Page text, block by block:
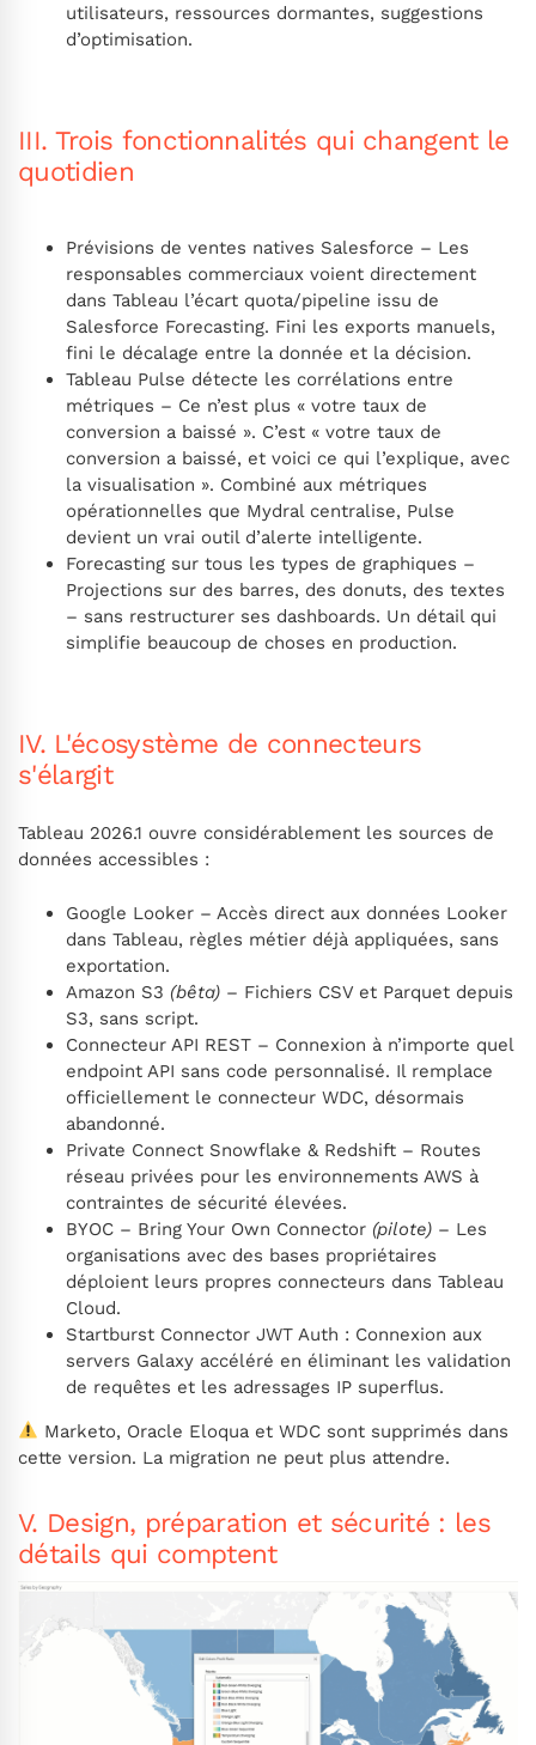
utilisateurs, ressources dormantes, suggestions
d’optimisation.
III. Trois fonctionnalités qui changent le
quotidien
Prévisions de ventes natives Salesforce – Les
responsables commerciaux voient directement
dans Tableau l’écart quota/pipeline issu de
Salesforce Forecasting. Fini les exports manuels,
fini le décalage entre la donnée et la décision.
Tableau Pulse détecte les corrélations entre
métriques – Ce n’est plus « votre taux de
conversion a baissé ». C’est « votre taux de
conversion a baissé, et voici ce qui l’explique, avec
la visualisation ». Combiné aux métriques
opérationnelles que Mydral centralise, Pulse
devient un vrai outil d’alerte intelligente.
Forecasting sur tous les types de graphiques –
Projections sur des barres, des donuts, des textes
– sans restructurer ses dashboards. Un détail qui
simplifie beaucoup de choses en production.
IV. L'écosystème de connecteurs
s'élargit
Tableau 2026.1 ouvre considérablement les sources de
données accessibles :
Google Looker – Accès direct aux données Looker
dans Tableau, règles métier déjà appliquées, sans
exportation.
Amazon S3 (bêta) – Fichiers CSV et Parquet depuis
S3, sans script.
Connecteur API REST – Connexion à n’importe quel
endpoint API sans code personnalisé. Il remplace
officiellement le connecteur WDC, désormais
abandonné.
Private Connect Snowflake & Redshift – Routes
réseau privées pour les environnements AWS à
contraintes de sécurité élevées.
BYOC – Bring Your Own Connector (pilote) – Les
organisations avec des bases propriétaires
déploient leurs propres connecteurs dans Tableau
Cloud.
Startburst Connector JWT Auth : Connexion aux
servers Galaxy accéléré en éliminant les validation
de requêtes et les adressages IP superflus.
Marketo, Oracle Eloqua et WDC sont supprimés dans
cette version. La migration ne peut plus attendre.
V. Design, préparation et sécurité : les
détails qui comptent